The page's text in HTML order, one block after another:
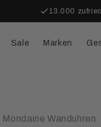
13.000
Sale Marken
Mondaine Wanduhren